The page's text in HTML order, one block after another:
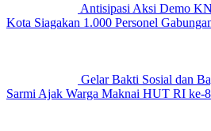
Antisipasi Aksi Demo
Kota Siagakan 1.000 Personel
Gelar Bakti Sosial dan
Sarmi Ajak Warga Maknai HUT RI ke-